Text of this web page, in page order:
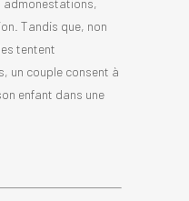
admonestations,
Tandis que, non
tentent
un couple consent à
enfant dans une